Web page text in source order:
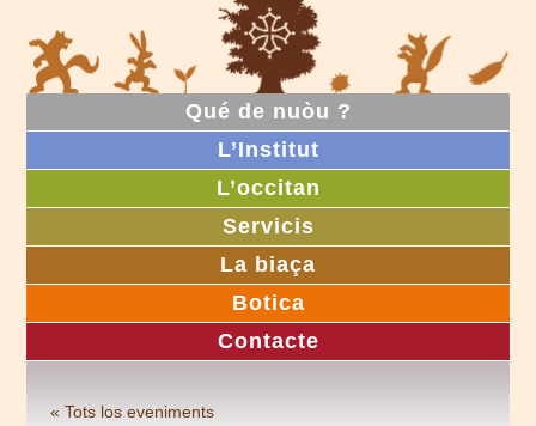
Qué de nuòu ?
L’Institut
L’occitan
Servicis
La biaça
Botica
Contacte
« Tots los eveniments